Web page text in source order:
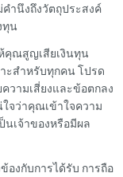
ำนึงถึงวัตถุประสงค์
ทุน
คุณสูญเสียเงินทุน
ะสำหรับทุกคน โปรด
ความเสี่ยงและข้อตกลง
จว่าคุณเข้าใจความ
นเจ้าของหรือมีผล
องกับการได้รับ การถือ